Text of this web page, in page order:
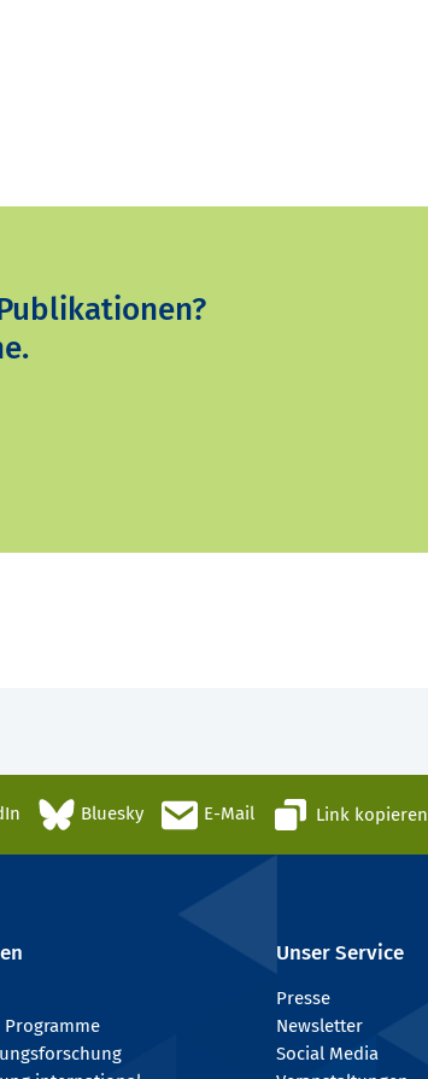
Bluesky E-Mail Link kopieren
Programme
Unser Service
Presse
Newsletter
Social Media